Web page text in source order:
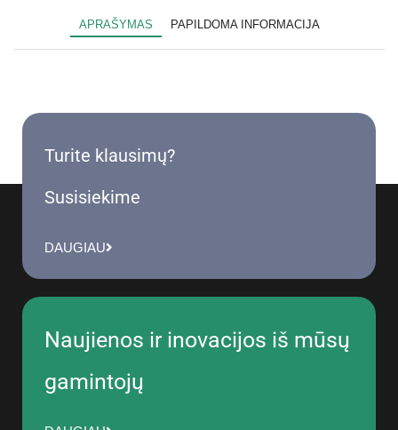
APRAŠYMAS PAPILDOMA INFORMACIJA
Turite klausimų?
Susisiekime
DAUGIAU
Naujienos ir inovacijos iš mūsų
gamintojų